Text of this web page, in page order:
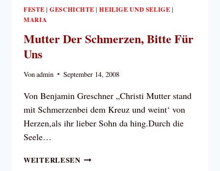
ALLERHEILIGSTE
ALTARES
FESTE |GESCHICHTE |HEILIGE UND SELIGE |
MARIA
Mutter Der Schmerzen, Bitte Für
Uns
Vonadmin September 14, 2008
Von Benjamin Greschner „Christi Mutter stand
mit Schmerzenbei dem Kreuz und weint‘ von
Herzen,als ihr lieber Sohn da hing.Durch die
Seele…
WEITERLESENMUTTER